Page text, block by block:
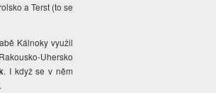
a Terst (to se
Kálnoky využil
Uhersko
. I když se v něm